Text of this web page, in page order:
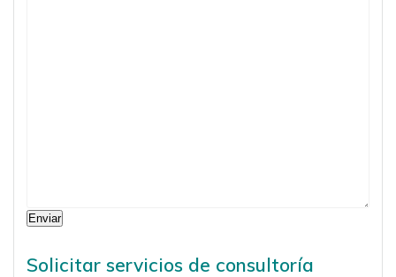
Enviar
Solicitar servicios de consultorí­a